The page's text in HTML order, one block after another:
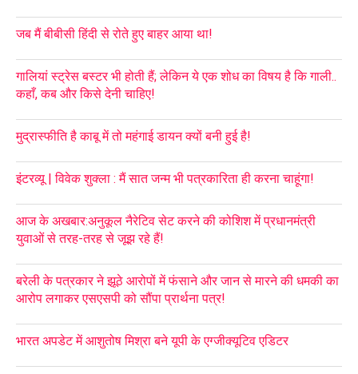
जब मैं बीबीसी हिंदी से रोते हुए बाहर आया था!
गालियां स्ट्रेस बस्टर भी होती हैं; लेकिन ये एक शोध का विषय है कि गाली..
कहाँ, कब और किसे देनी चाहिए!
मुद्रास्फीति है काबू में तो महंगाई डायन क्यों बनी हुई है!
इंटरव्यू | विवेक शुक्ला : मैं सात जन्म भी पत्रकारिता ही करना चाहूंगा!
आज के अखबार:अनुकूल नैरेटिव सेट करने की कोशिश में प्रधानमंत्री
युवाओं से तरह-तरह से जूझ रहे हैं!
बरेली के पत्रकार ने झूठे आरोपों में फंसाने और जान से मारने की धमकी का
आरोप लगाकर एसएसपी को सौंपा प्रार्थना पत्र!
भारत अपडेट में आशुतोष मिश्रा बने यूपी के एग्जीक्यूटिव एडिटर